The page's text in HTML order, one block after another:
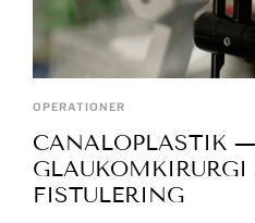
OPERATIONER
CANALOPLASTIK
GLAUKOMKIRURGI
FISTULERING